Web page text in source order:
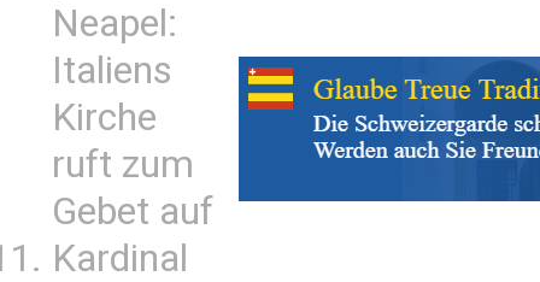
Neapel:
Italiens
Kirche
ruft zum
Gebet auf
Kardinal